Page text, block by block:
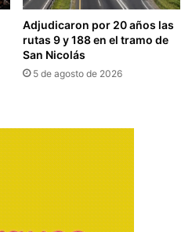
Adjudicaron por 20 años las
rutas 9 y 188 en el tramo de
San Nicolás
5 de agosto de 2026